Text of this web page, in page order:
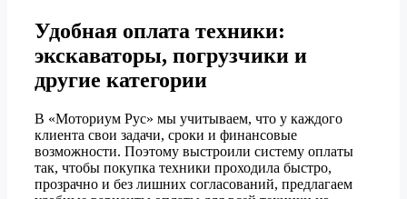
Удобная оплата техники:
экскаваторы, погрузчики и
другие категории
В «Моториум Рус» мы учитываем, что у каждого
клиента свои задачи, сроки и финансовые
возможности. Поэтому выстроили систему оплаты
так, чтобы покупка техники проходила быстро,
прозрачно и без лишних согласований, предлагаем